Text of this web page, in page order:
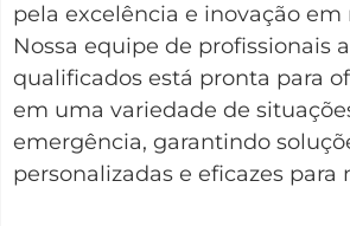
pela excelência e inovação em
Nossa equipe de profissionais
qualificados está pronta para
em uma variedade de
emergência, garantindo
personalizadas e eficazes para